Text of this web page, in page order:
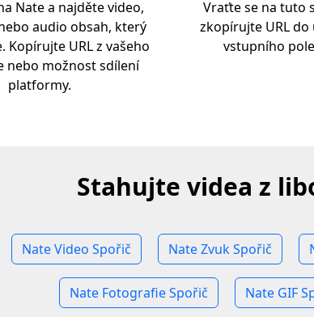
Nate a najděte video,
audio obsah, který
Kopírujte URL z vašeho
nebo možnost sdílení
platformy.
Vraťte se na tuto
zkopírujte URL do
vstupního
Stahujte videa z
Nate Video Spořič Nate Zvuk Spořič
Nate Fotografie Spořič Nate GIF